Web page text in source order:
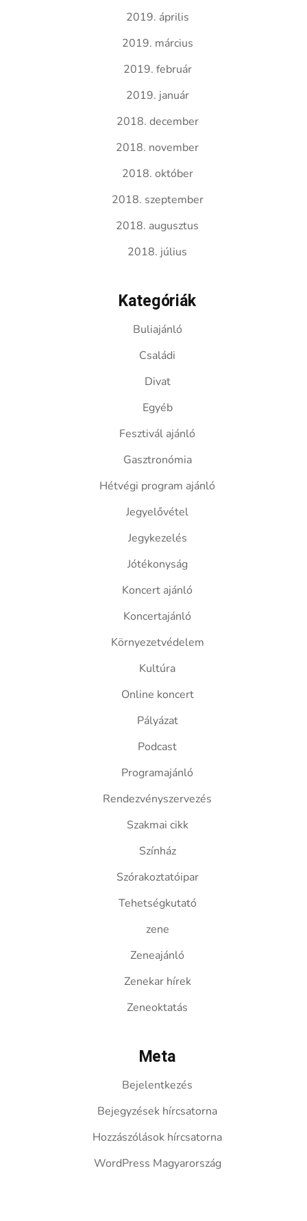
2019. április
2019. március
2019. február
2019. január
2018. december
2018. november
2018. október
2018. szeptember
2018. augusztus
2018. július
Kategóriák
Buliajánló
Családi
Divat
Egyéb
Fesztivál ajánló
Gasztronómia
Hétvégi program ajánló
Jegyelővétel
Jegykezelés
Jótékonyság
Koncert ajánló
Koncertajánló
Környezetvédelem
Kultúra
Online koncert
Pályázat
Podcast
Programajánló
Rendezvényszervezés
Szakmai cikk
Színház
Szórakoztatóipar
Tehetségkutató
zene
Zeneajánló
Zenekar hírek
Zeneoktatás
Meta
Bejelentkezés
Bejegyzések hírcsatorna
Hozzászólások hírcsatorna
WordPress Magyarország